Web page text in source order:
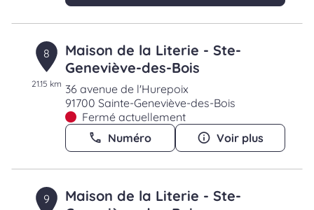
8
21.15 km
Maison de la Literie - Ste-
Geneviève-des-Bois
36 avenue de l'Hurepoix
91700 Sainte-Geneviève-des-Bois
Fermé actuellement
Numéro
Voir plus
9
Maison de la Literie - Ste-